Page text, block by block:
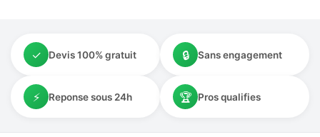
✓ Devis 100% gratuit 🔒 Sans engagement
⚡ Reponse sous 24h 🏆 Pros qualifies